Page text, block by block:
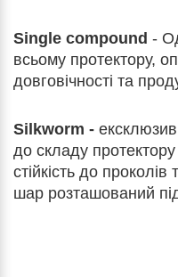
Single compound -
всьому протектору,
довговічності та
Silkworm -
до складу
стійкість до
шар розташований